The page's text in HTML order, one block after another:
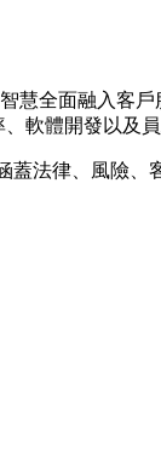
慧全面融入客
軟體開發以及員
法律、風險、